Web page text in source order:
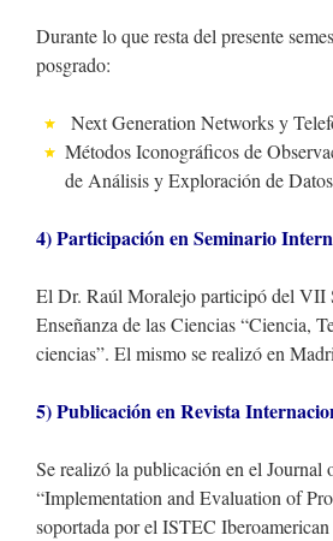
Durante lo que resta del presente
posgrado:
Next Generation Networks y
Métodos Iconográficos de
de Análisis y Exploración de
4) Participación en Seminario
El Dr. Raúl Moralejo participó del VII
Enseñanza de las Ciencias “Ciencia,
ciencias”. El mismo se realizó en
5) Publicación en Revista
Se realizó la publicación en el
“Implementation and Evaluation of
soportada por el ISTEC